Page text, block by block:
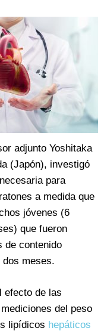
adjunto Yoshitaka
(Japón), investigó
para
a medida que
jóvenes (6
que fueron
de contenido
dos meses.
efecto de las
del peso
lipídicos hepáticos